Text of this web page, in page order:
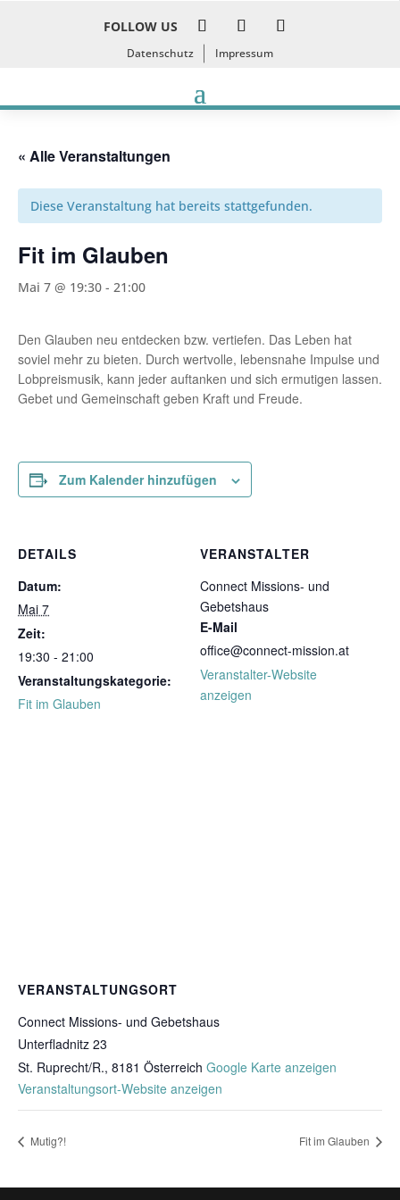
FOLLOW US
Datenschutz Impressum
« Alle Veranstaltungen
Diese Veranstaltung hat bereits stattgefunden.
Fit im Glauben
Mai 7 @ 19:30 - 21:00
Den Glauben neu entdecken bzw. vertiefen. Das Leben hat
soviel mehr zu bieten. Durch wertvolle, lebensnahe Impulse und
Lobpreismusik, kann jeder auftanken und sich ermutigen lassen.
Gebet und Gemeinschaft geben Kraft und Freude.
Zum Kalender hinzufügen
DETAILS
Datum:
Mai 7
Zeit:
19:30 - 21:00
Veranstaltungskategorie:
Fit im Glauben
VERANSTALTER
Connect Missions- und
Gebetshaus
E-Mail
office@connect-mission.at
Veranstalter-Website
anzeigen
VERANSTALTUNGSORT
Connect Missions- und Gebetshaus
Unterfladnitz 23
St. Ruprecht/R., 8181 Österreich Google Karte anzeigen
Veranstaltungsort-Website anzeigen
Mutig?! Fit im Glauben